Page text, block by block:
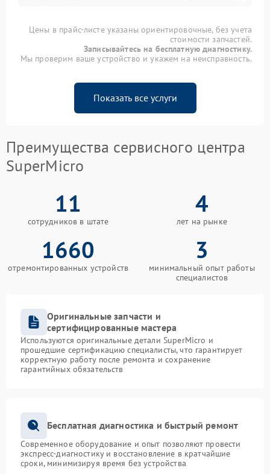
Цены в прайс-листе указаны ориентировочные, без учета
стоимости запчастей.
Записывайтесь на бесплатную диагностику.
Мы проверим ваше устройство и укажем на неисправность.
Показать все услуги
Преимущества сервисного центра
SuperMicro
11
сотрудников в штате
4
лет на рынке
1660
отремонтированных устройств
3
минимальный опыт работы
специалистов
Оригинальные запчасти и
сертифицированные мастера
Используются оригинальные детали SuperMicro и
прошедшие сертификацию специалисты, что гарантирует
корректную работу после ремонта и сохранение
гарантийных обязательств
Бесплатная диагностика и быстрый ремонт
Современное оборудование и опыт позволяют провести
экспресс-диагностику и восстановление в кратчайшие
сроки, минимизируя время без устройства